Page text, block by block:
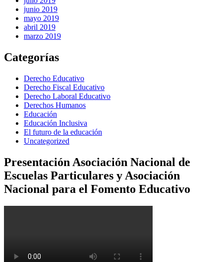
junio 2019
mayo 2019
abril 2019
marzo 2019
Categorías
Derecho Educativo
Derecho Fiscal Educativo
Derecho Laboral Educativo
Derechos Humanos
Educación
Educación Inclusiva
El futuro de la educación
Uncategorized
Presentación Asociación Nacional de
Escuelas Particulares y Asociación
Nacional para el Fomento Educativo